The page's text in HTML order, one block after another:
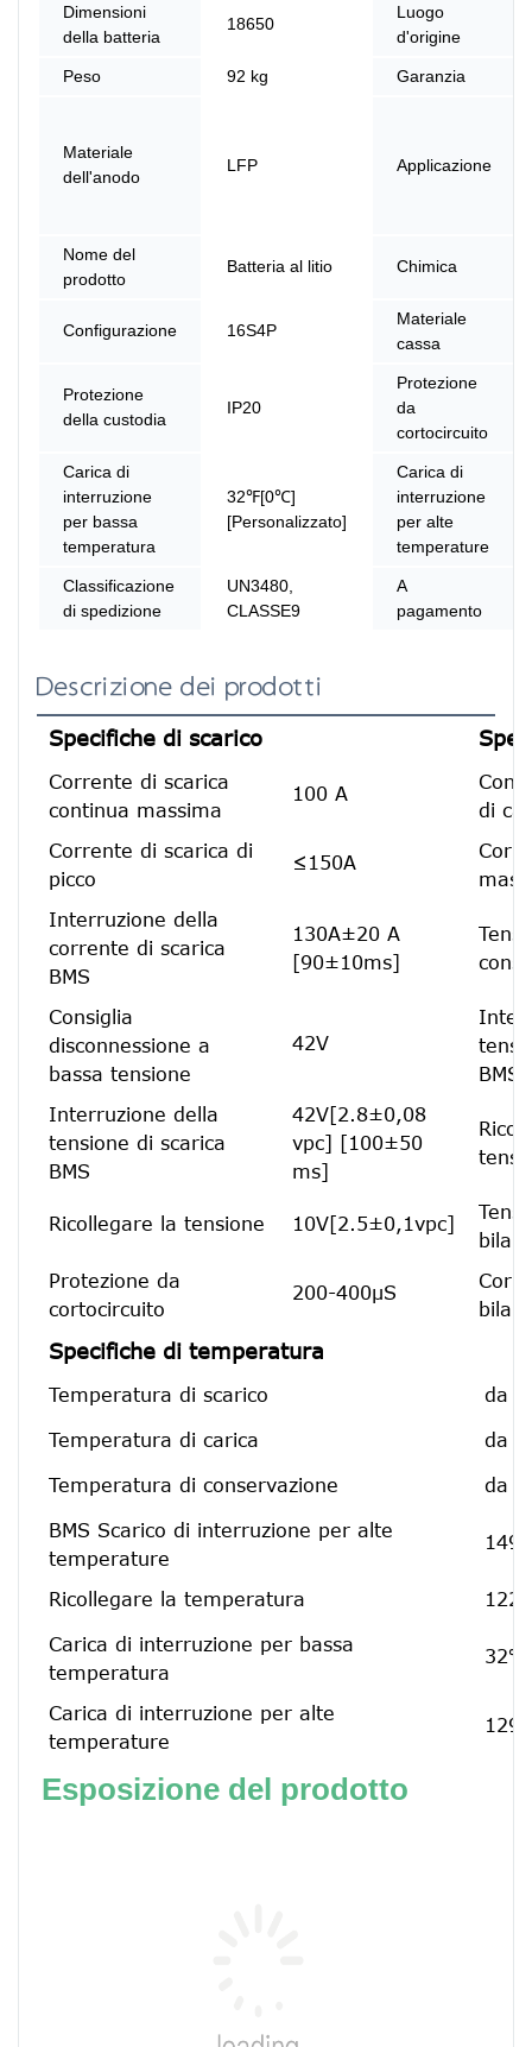
Dimensioni
della batteria
18650
Luogo
d'origine
Peso 92 kg Garanzia
Materiale
dell'anodo
LFP Applicazione
Nome del
prodotto
Batteria al litio Chimica
Configurazione 16S4P
Materiale
cassa
Protezione
della custodia
IP20
Protezione
da
cortocircuito
Carica di
interruzione
per bassa
temperatura
32℉[0℃]
[Personalizzato]
Carica di
interruzione
per alte
temperature
Classificazione
di spedizione
UN3480,
CLASSE9
A
pagamento
Descrizione dei prodotti
Specifiche di scarico
Corrente di scarica
continua massima
100 A
di
Corrente di scarica di
picco
≤150A
Interruzione della
corrente di scarica
BMS
130A±20 A
[90±10ms]
Consiglia
disconnessione a
bassa tensione
42V
BMS
Interruzione della
tensione di scarica
BMS
42V[2.8±0,08
vpc] [100±50
ms]
Ricollegare la tensione 10V[2.5±0,1vpc]
Protezione da
cortocircuito
200-400μS
Specifiche di temperatura
Temperatura di scarico da -
Temperatura di carica da
Temperatura di conservazione da
BMS Scarico di interruzione per alte
temperature
Ricollegare la temperatura
Carica di interruzione per bassa
temperatura
Carica di interruzione per alte
temperature
Esposizione del prodotto